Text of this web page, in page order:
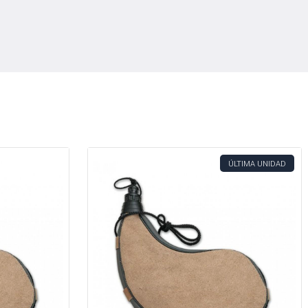
ÚLTIMA UNIDAD